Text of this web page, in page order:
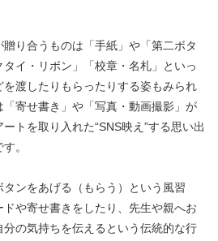
り合うものは「手紙」や「第二ボタ
イ・リボン」「校章・名札」といっ
渡したりもらったりする姿もみられ
寄せ書き」や「写真・動画撮影」が
トを取り入れた“SNS映え”する思い出
。
ンをあげる（もらう）という風習
や寄せ書きをしたり、先生や親へお
の気持ちを伝えるという伝統的な行